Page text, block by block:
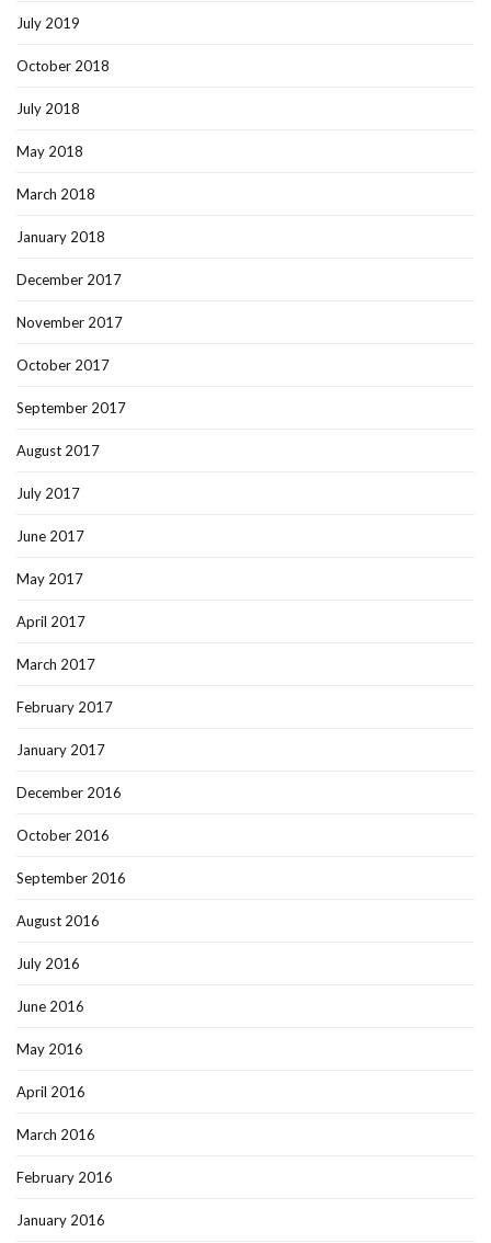
July 2019
October 2018
July 2018
May 2018
March 2018
January 2018
December 2017
November 2017
October 2017
September 2017
August 2017
July 2017
June 2017
May 2017
April 2017
March 2017
February 2017
January 2017
December 2016
October 2016
September 2016
August 2016
July 2016
June 2016
May 2016
April 2016
March 2016
February 2016
January 2016